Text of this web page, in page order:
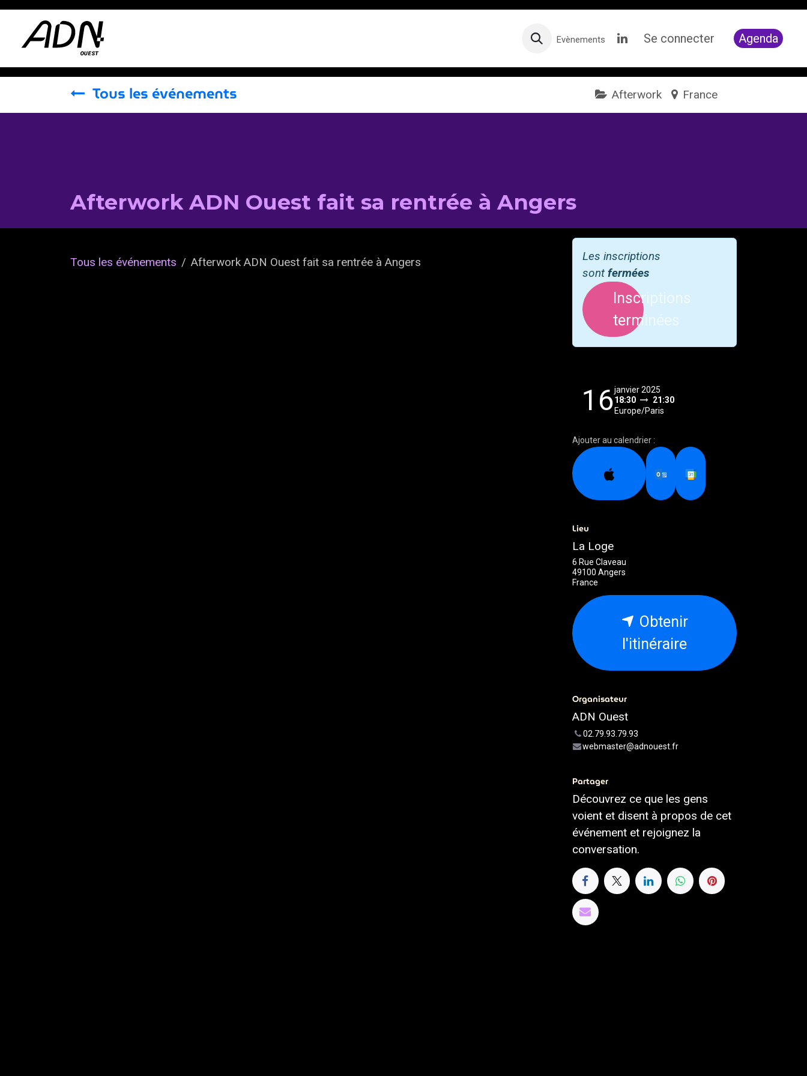
Se rendre au contenu
Evènements Se connecter Agenda
Tous les événements Afterwork France
Afterwork ADN Ouest fait sa rentrée à Angers
Tous les événements Afterwork ADN Ouest fait sa rentrée à Angers
Les inscriptions
sont fermées
Inscriptions
terminées
16janvier 2025
18:30
21:30
Europe/Paris
Ajouter au calendrier :
Lieu
La Loge
6 Rue Claveau
49100 Angers
France
Obtenir
l'itinéraire
Organisateur
ADN Ouest
02.79.93.79.93
webmaster@adnouest.fr
Partager
Découvrez ce que les gens
voient et disent à propos de cet
événement et rejoignez la
conversation.